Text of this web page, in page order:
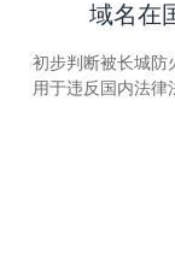
域名在
初步判断被长城防
用于违反国内法律